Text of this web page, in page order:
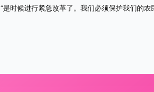
“是时候进行紧急改革了。我们必须保护我们的